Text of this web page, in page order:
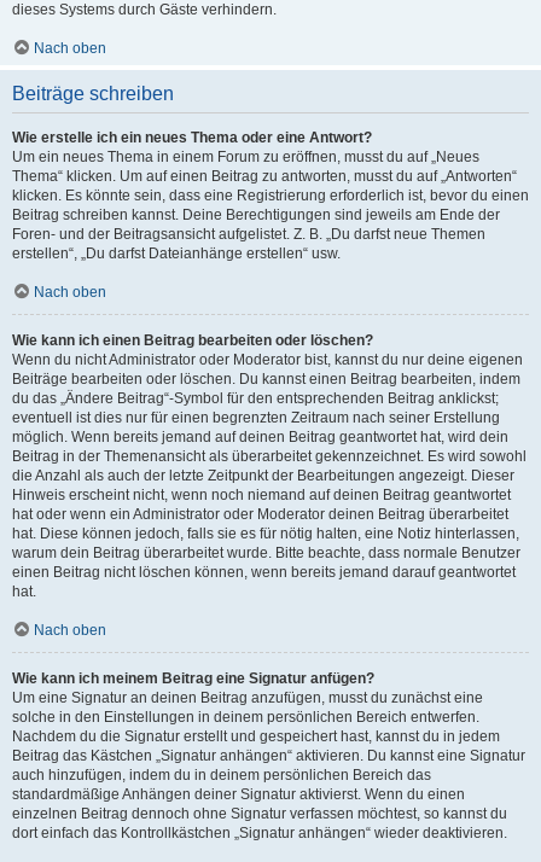
dieses Systems durch Gäste verhindern.
Nach oben
Beiträge schreiben
Wie erstelle ich ein neues Thema oder eine Antwort?
Um ein neues Thema in einem Forum zu eröffnen, musst du auf „Neues
Thema“ klicken. Um auf einen Beitrag zu antworten, musst du auf „Antworten“
klicken. Es könnte sein, dass eine Registrierung erforderlich ist, bevor du einen
Beitrag schreiben kannst. Deine Berechtigungen sind jeweils am Ende der
Foren- und der Beitragsansicht aufgelistet. Z. B. „Du darfst neue Themen
erstellen“, „Du darfst Dateianhänge erstellen“ usw.
Nach oben
Wie kann ich einen Beitrag bearbeiten oder löschen?
Wenn du nicht Administrator oder Moderator bist, kannst du nur deine eigenen
Beiträge bearbeiten oder löschen. Du kannst einen Beitrag bearbeiten, indem
du das „Ändere Beitrag“-Symbol für den entsprechenden Beitrag anklickst;
eventuell ist dies nur für einen begrenzten Zeitraum nach seiner Erstellung
möglich. Wenn bereits jemand auf deinen Beitrag geantwortet hat, wird dein
Beitrag in der Themenansicht als überarbeitet gekennzeichnet. Es wird sowohl
die Anzahl als auch der letzte Zeitpunkt der Bearbeitungen angezeigt. Dieser
Hinweis erscheint nicht, wenn noch niemand auf deinen Beitrag geantwortet
hat oder wenn ein Administrator oder Moderator deinen Beitrag überarbeitet
hat. Diese können jedoch, falls sie es für nötig halten, eine Notiz hinterlassen,
warum dein Beitrag überarbeitet wurde. Bitte beachte, dass normale Benutzer
einen Beitrag nicht löschen können, wenn bereits jemand darauf geantwortet
hat.
Nach oben
Wie kann ich meinem Beitrag eine Signatur anfügen?
Um eine Signatur an deinen Beitrag anzufügen, musst du zunächst eine
solche in den Einstellungen in deinem persönlichen Bereich entwerfen.
Nachdem du die Signatur erstellt und gespeichert hast, kannst du in jedem
Beitrag das Kästchen „Signatur anhängen“ aktivieren. Du kannst eine Signatur
auch hinzufügen, indem du in deinem persönlichen Bereich das
standardmäßige Anhängen deiner Signatur aktivierst. Wenn du einen
einzelnen Beitrag dennoch ohne Signatur verfassen möchtest, so kannst du
dort einfach das Kontrollkästchen „Signatur anhängen“ wieder deaktivieren.